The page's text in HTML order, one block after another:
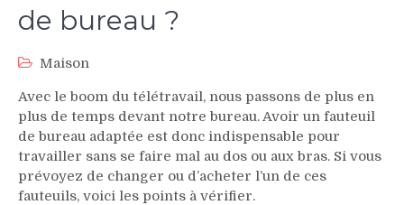
de bureau ?
Maison
Avec le boom du télétravail, nous passons de plus en
plus de temps devant notre bureau. Avoir un fauteuil
de bureau adaptée est donc indispensable pour
travailler sans se faire mal au dos ou aux bras. Si vous
prévoyez de changer ou d’acheter l’un de ces
fauteuils, voici les points à vérifier.